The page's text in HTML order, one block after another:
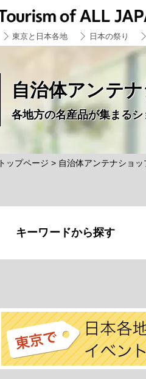
東京と日本各地 日本の祭り
自治体アンテ
各地方の名産品が集まる
トップページ > 自治体アンテナショ
キーワードから探す